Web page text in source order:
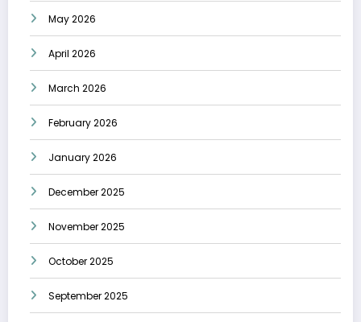
May 2026
April 2026
March 2026
February 2026
January 2026
December 2025
November 2025
October 2025
September 2025